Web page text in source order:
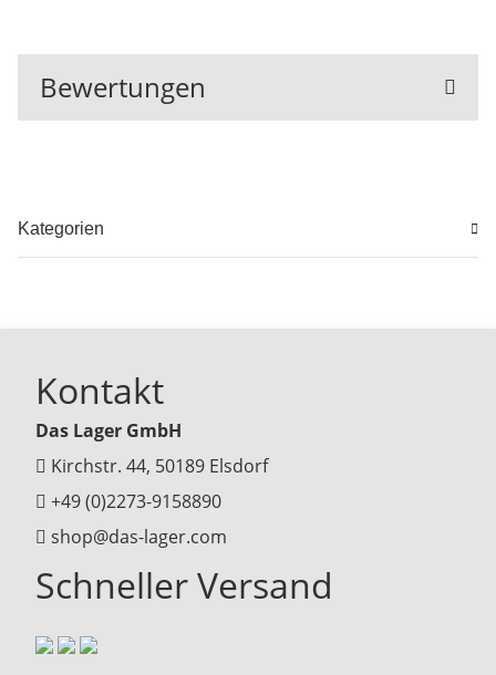
Bewertungen
Kategorien
Kontakt
Das Lager GmbH
Kirchstr. 44, 50189 Elsdorf
+49 (0)2273-9158890
shop@das-lager.com
Schneller Versand